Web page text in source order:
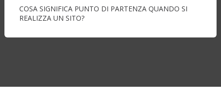
COSA SIGNIFICA PUNTO DI PARTENZA QUANDO SI
REALIZZA UN SITO?